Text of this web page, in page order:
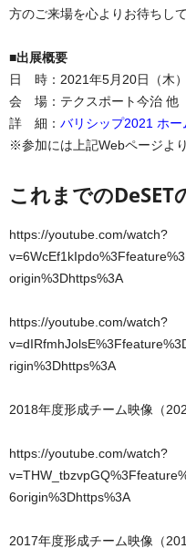
方のご来場を心よりお待ちし
■出展概要
日 時：2021年5月20日（木）
会 場：テクスポート今治 他
詳 細： バリシップ2021 ホー
※参加には上記Webページよ
これまでのDeSET
https://youtube.com/watch?
origin%3Dhttps%3A
https://youtube.com/watch?
rigin%3Dhttps%3A
2018年度形成チーム映像（
https://youtube.com/watch?
6origin%3Dhttps%3A
2017年度形成チーム映像（